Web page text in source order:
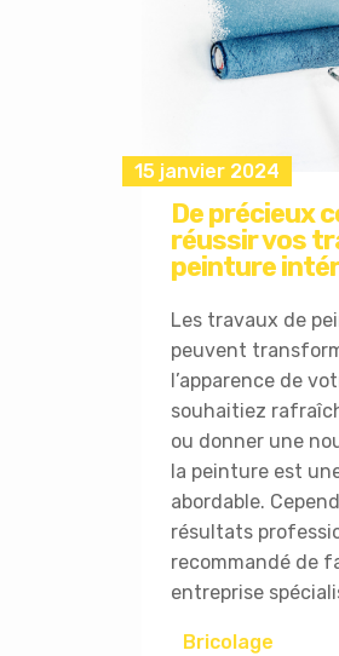
15 janvier 2024
De précieux
réussir vos
peinture
Les travaux de
peuvent
l’apparence de
souhaitiez
ou donner une
la peinture est
abordable.
résultats
recommandé de
entreprise
Bricolage